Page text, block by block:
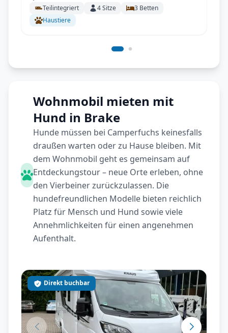
Teilintegriert 4Sitze 3 Betten
Haustiere
Wohnmobil mieten mit
Hund in Brake
Hunde müssen bei Camperfuchs keinesfalls
draußen warten oder zu Hause bleiben. Mit
dem Wohnmobil geht es gemeinsam auf
Entdeckungstour – neue Orte erleben, ohne
den Vierbeiner zurückzulassen. Die
hundefreundlichen Modelle bieten reichlich
Platz für Mensch und Hund sowie viele
Annehmlichkeiten für einen angenehmen
Aufenthalt.
Direkt buchbar